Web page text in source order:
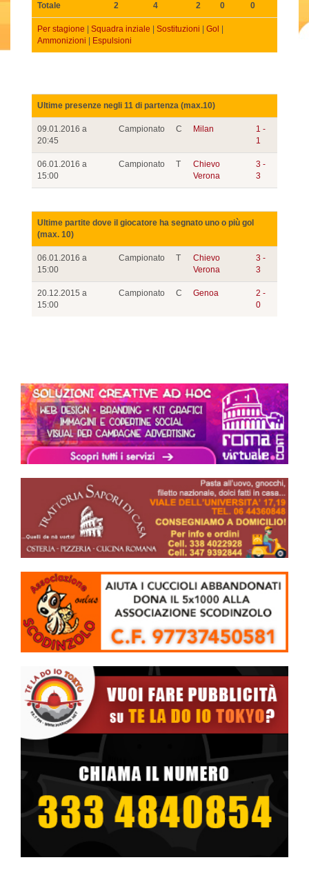
Totale 2 4 2 0 0
Per stagione Squadra inziale Sostituzioni Gol
Ammonizioni
Espulsioni
Ultime presenze negli 11 di partenza (max.10)
09.01.2016 a
20:45
Campionato C Milan
1 -
1
06.01.2016 a
15:00
Campionato T
Chievo
Verona
3 -
3
Ultime partite dove il giocatore ha segnato uno o più gol
(max. 10)
06.01.2016 a
15:00
Campionato T
Chievo
Verona
3 -
3
20.12.2015 a
15:00
Campionato C Genoa
2 -
0